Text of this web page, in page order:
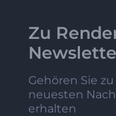
Zu
Gehören Sie
neuesten
erhalten